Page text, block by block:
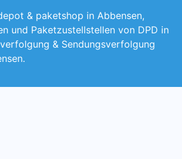
& paketshop in Abbensen,
und Paketzustellstellen von DPD in
& Sendungsverfolgung